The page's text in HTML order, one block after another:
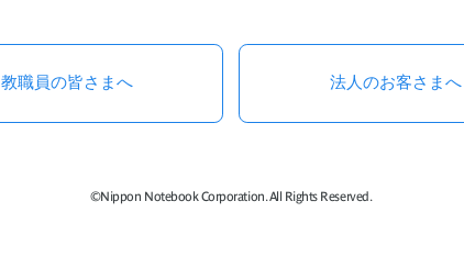
教職員の皆さまへ 法人のお客さまへ
©Nippon Notebook Corporation. All Rights Reserved.